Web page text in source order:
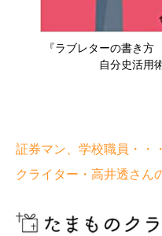
『ラブレターの書き
自分史活用
証券マン、学校職員・・
クライター・高井透さん